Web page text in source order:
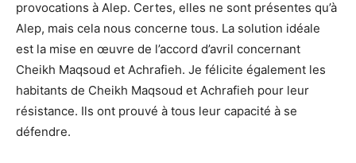
provocations à Alep. Certes, elles ne sont présentes qu’à
Alep, mais cela nous concerne tous. La solution idéale
est la mise en œuvre de l’accord d’avril concernant
Cheikh Maqsoud et Achrafieh. Je félicite également les
habitants de Cheikh Maqsoud et Achrafieh pour leur
résistance. Ils ont prouvé à tous leur capacité à se
défendre.